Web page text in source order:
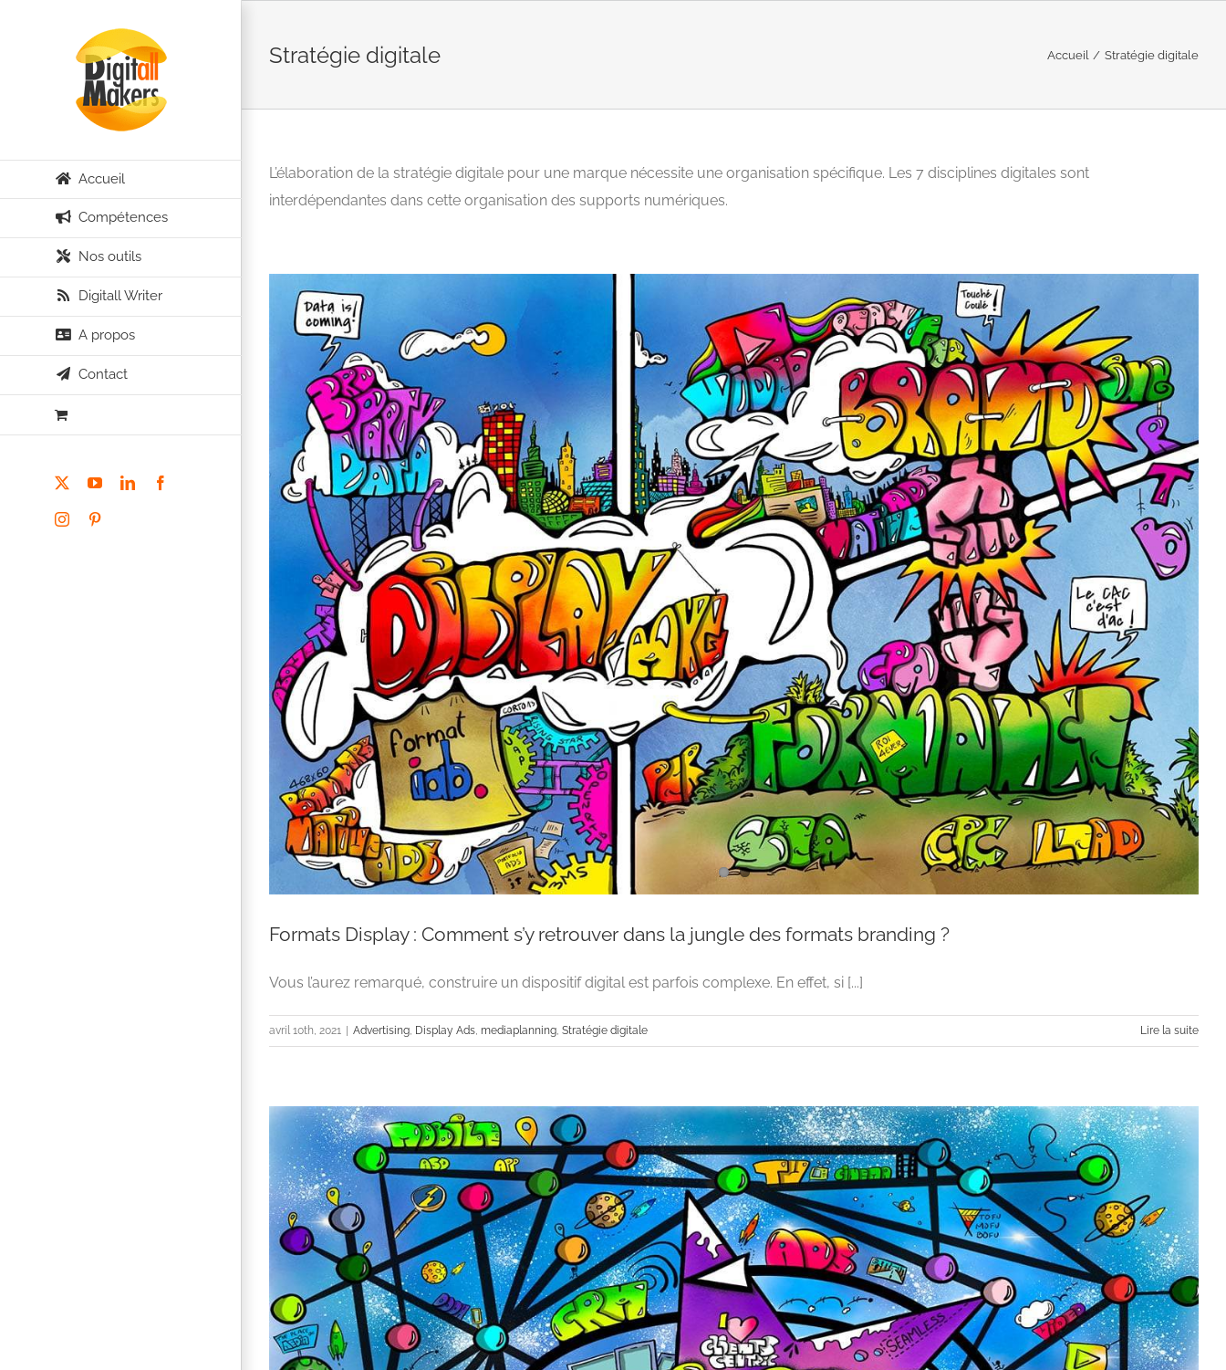
Accueil
Compétences
Nos outils
Digitall Writer
A propos
Contact
YouTubeLinkedIn
Instagram
Stratégie digitale Accueil Stratégie digitale
L’élaboration de la stratégie digitale pour une marque nécessite une organisation spécifique. Les 7 disciplines digitales sont
interdépendantes dans cette organisation des supports numériques.
Formats Display : Comment s’y retrouver dans la jungle des formats branding ?
Advertising Display Ads mediaplanning Stratégie digitale
Formats Display : Comment s’y retrouver dans la jungle des formats branding ?
Vous l’aurez remarqué, construire un dispositif digital est parfois complexe. En effet, si [...]
avril 10th, 2021 Advertising, Display Ads, mediaplanning, Stratégie digitale Lire la suite